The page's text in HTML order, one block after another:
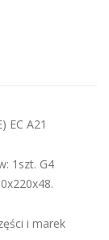
EC A21
1szt. G4
i marek